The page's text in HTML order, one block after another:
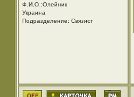
Ф.И.О.:Олейник
Украина
Подразделение: Связист